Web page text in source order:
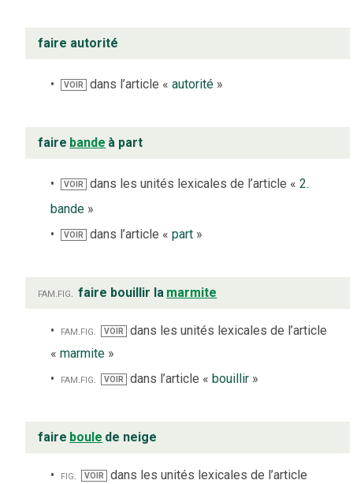
faire autorité
VOIR dans l’article «autorité »
faire bande à part
VOIR dans les unités lexicales de l’article «2.
bande »
VOIR dans l’article «part »
fam.fig. faire bouillir la marmite
fam.fig. VOIR
dans les unités lexicales de l’article
« marmite »
fam.fig. VOIR dans l’article « bouillir»
faire boule de neige
fig. VOIR dans les unités lexicales de l’article